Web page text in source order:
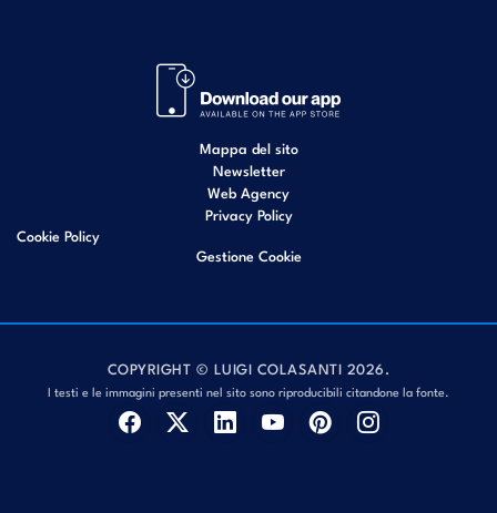
Mappa del sito
Newsletter
Web Agency
Privacy Policy
Cookie Policy
Gestione Cookie
COPYRIGHT © LUIGI COLASANTI 2026.
I testi e le immagini presenti nel sito sono riproducibili citandone la fonte.